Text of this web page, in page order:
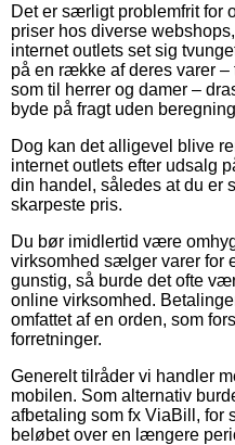
Det er særligt problemfrit for
priser hos diverse
internet outlets set sig
på en række af deres varer –
som til herrer og damer –
byde på fragt uden
Dog kan det alligevel blive
internet outlets efter udsalg
din handel, således at du er
skarpeste pris.
Du bør imidlertid være
virksomhed sælger varer for
gunstig, så burde det ofte
online virksomhed.
omfattet af en orden, som
forretninger.
Generelt tilråder vi handler
mobilen. Som alternativ
afbetaling som fx ViaBill, for
beløbet over en længere